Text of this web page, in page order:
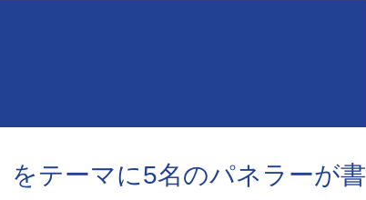
をテーマに5名のパネラーが書